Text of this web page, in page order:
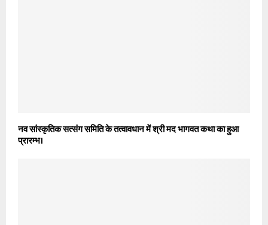
नव सांस्कृतिक सत्संग समिति के तत्वावधान में श्री मद भागवत कथा का हुआ
प्रारम्भ।